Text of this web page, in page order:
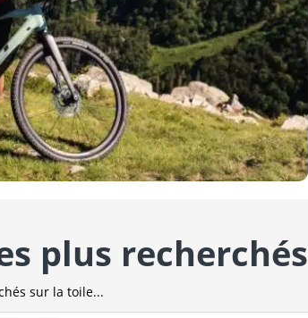
plus recherchés
sur la toile...